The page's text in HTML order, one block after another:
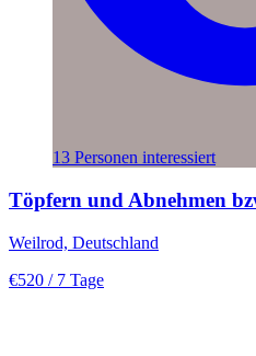
13 Personen interessiert
Töpfern und Abnehmen
Weilrod, Deutschland
€520 / 7 Tage